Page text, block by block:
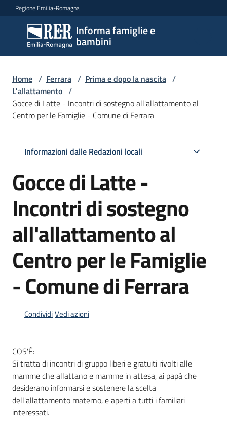
Vai al contenuto
Vai alla navigazione
Vai al footer
Regione Emilia-Romagna
Informa famiglie e
bambini
Informa
famiglie
e
bambini
Argomenti
Servizi
Centri
per
Informazioni
Newsletter
Home / Ferrara / Prima e dopo la nascita /
L'allattamento /
Gocce di Latte - Incontri di sostegno all'allattamento al
Centro per le Famiglie - Comune di Ferrara
Informazioni dalle Redazioni locali
Gocce di Latte -
Incontri di sostegno
all'allattamento al
Centro per le Famiglie
- Comune di Ferrara
CondividiVedi azioni
COS'È:
Si tratta di incontri di gruppo liberi e gratuiti rivolti alle
mamme che allattano e mamme in attesa, ai papà che
desiderano informarsi e sostenere la scelta
dell'allattamento materno, e aperti a tutti i familiari
interessati.